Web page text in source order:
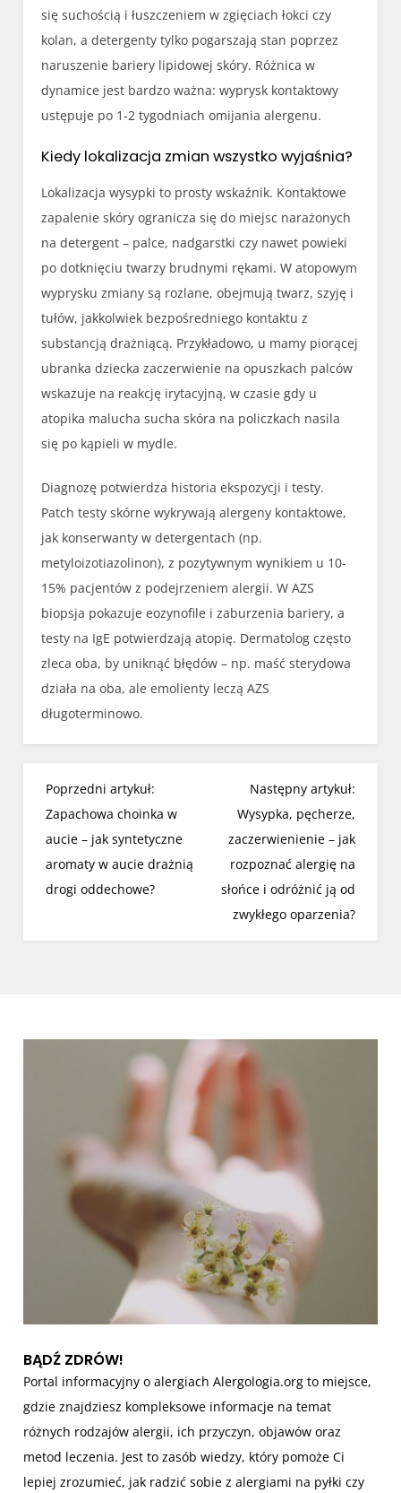
się suchością i łuszczeniem w zgięciach łokci czy
kolan, a detergenty tylko pogarszają stan poprzez
naruszenie bariery lipidowej skóry. Różnica w
dynamice jest bardzo ważna: wyprysk kontaktowy
ustępuje po 1-2 tygodniach omijania alergenu.
Kiedy lokalizacja zmian wszystko wyjaśnia?
Lokalizacja wysypki to prosty wskaźnik. Kontaktowe
zapalenie skóry ogranicza się do miejsc narażonych
na detergent – palce, nadgarstki czy nawet powieki
po dotknięciu twarzy brudnymi rękami. W atopowym
wyprysku zmiany są rozlane, obejmują twarz, szyję i
tułów, jakkolwiek bezpośredniego kontaktu z
substancją drażniącą. Przykładowo, u mamy piorącej
ubranka dziecka zaczerwienie na opuszkach palców
wskazuje na reakcję irytacyjną, w czasie gdy u
atopika malucha sucha skóra na policzkach nasila
się po kąpieli w mydle.
Diagnozę potwierdza historia ekspozycji i testy.
Patch testy skórne wykrywają alergeny kontaktowe,
jak konserwanty w detergentach (np.
metyloizotiazolinon), z pozytywnym wynikiem u 10-
15% pacjentów z podejrzeniem alergii. W AZS
biopsja pokazuje eozynofile i zaburzenia bariery, a
testy na IgE potwierdzają atopię. Dermatolog często
zleca oba, by uniknąć błędów – np. maść sterydowa
działa na oba, ale emolienty leczą AZS
długoterminowo.
N
a
w
i
g
Poprzedni artykuł:
Zapachowa choinka w
aucie – jak syntetyczne
aromaty w aucie drażnią
drogi oddechowe?
Następny artykuł:
Wysypka, pęcherze,
zaczerwienienie – jak
rozpoznać alergię na
słońce i odróżnić ją od
zwykłego oparzenia?
BĄDŹ ZDRÓW!
Portal informacyjny o alergiach Alergologia.org to miejsce,
gdzie znajdziesz kompleksowe informacje na temat
różnych rodzajów alergii, ich przyczyn, objawów oraz
metod leczenia. Jest to zasób wiedzy, który pomoże Ci
lepiej zrozumieć, jak radzić sobie z alergiami na pyłki czy